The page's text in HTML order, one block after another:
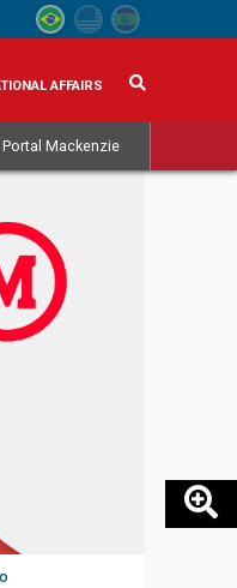
AFFAIRS
Portal Mackenzie